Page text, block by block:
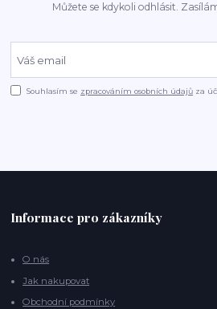
Můžete se kdykoli odhlásit.
Souhlasím se zpracováním osobních údajů za
Informace pro zákazníky
O nás
Jak nakupovat
Obchodní podmínky